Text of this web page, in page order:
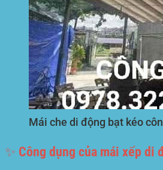
Mái che di động bạt kéo
✨ Công dụng của mái xếp di